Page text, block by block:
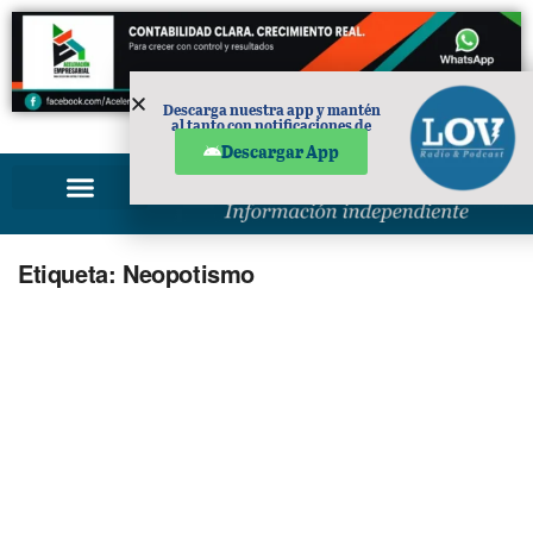
PUBLICIDAD
Etiqueta: Neopotismo
Descarga nuestra app y mantén
al tanto con notificaciones de
Descargar App